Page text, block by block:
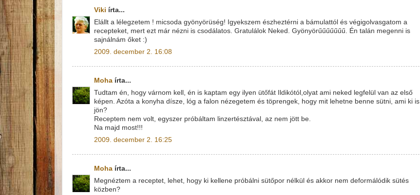
Viki írta...
Elállt a lélegzetem ! micsoda gyönyörüség! Igyekszem észheztérni a bámulattól és végigolvasgatom a
recepteket, mert ezt már nézni is csodálatos. Gratulálok Neked. Gyönyörűűűűűűű. Én talán megenni is
sajnálnám őket :)
2009. december 2. 16:08
Moha írta...
Tudtam én, hogy várnom kell, én is kaptam egy ilyen ütőfát Ildikótól,olyat ami neked legfelül van az első
képen. Azóta a konyha dísze, lóg a falon nézegetem és töprengek, hogy mit lehetne benne sütni, ami ki is
jön?
Receptem nem volt, egyszer próbáltam linzertésztával, az nem jött be.
Na majd most!!!
2009. december 2. 16:25
Moha írta...
Megnéztem a receptet, lehet, hogy ki kellene próbálni sütőpor nélkül és akkor nem deformálódik sütés
közben?